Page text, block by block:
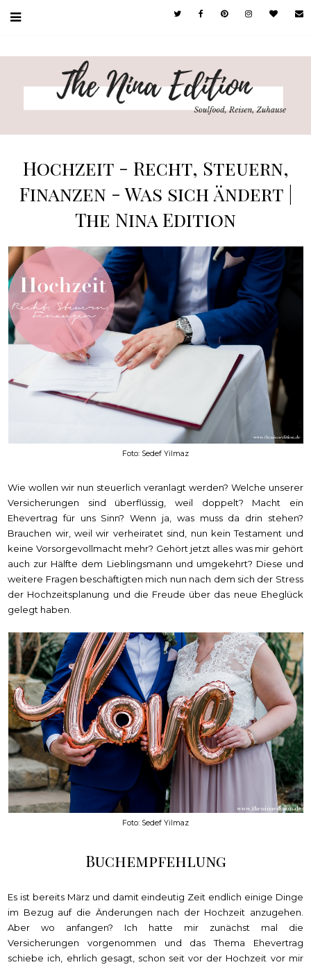
Hochzeit - Recht, Steuern,
Finanzen - Was sich ändert |
The Nina Edition
Foto: Sedef Yilmaz
Wie wollen wir nun steuerlich veranlagt werden? Welche unserer
Versicherungen sind überflüssig, weil doppelt? Macht ein
Ehevertrag für uns Sinn? Wenn ja, was muss da drin stehen?
Brauchen wir, weil wir verheiratet sind, nun kein Testament und
keine Vorsorgevollmacht mehr? Gehört jetzt alles was mir gehört
auch zur Hälfte dem Lieblingsmann und umgekehrt? Diese und
weitere Fragen beschäftigten mich nun nach dem sich der Stress
der Hochzeitsplanung und die Freude über das neue Eheglück
gelegt haben.
Foto: Sedef Yilmaz
Buchempfehlung
Es ist bereits März und damit eindeutig Zeit endlich einige Dinge
im Bezug auf die Änderungen nach der Hochzeit anzugehen.
Aber wo anfangen? Ich hatte mir zunächst mal die
Versicherungen vorgenommen und das Thema Ehevertrag
schiebe ich, ehrlich gesagt, schon seit vor der Hochzeit vor mir